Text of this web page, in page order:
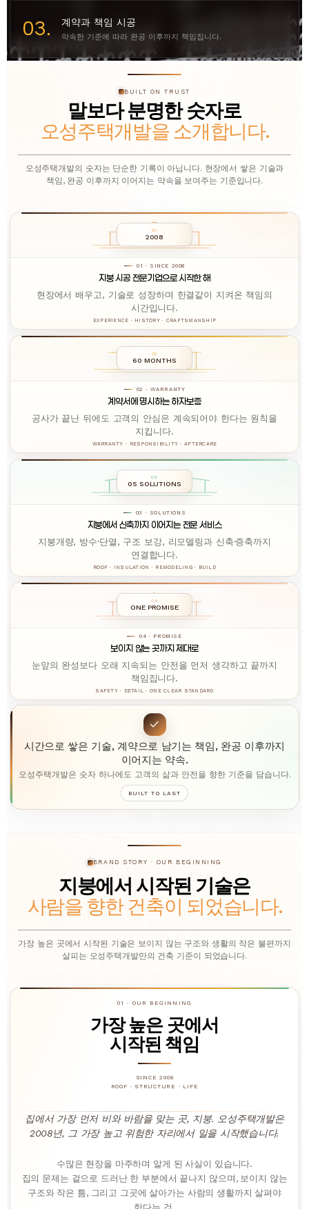
03. 계약과 책임 시공
약속한 기준에 따라 완공 이후까지 책임집니다.
BUILT ON TRUST
말보다 분명한 숫자로
오성주택개발을 소개합니다.
오성주택개발의 숫자는 단순한 기록이 아닙니다. 현장에서 쌓은 기술과
책임, 완공 이후까지 이어지는 약속을 보여주는 기준입니다.
01
2008
01 · SINCE 2008
지붕 시공 전문기업으로 시작한 해
현장에서 배우고, 기술로 성장하며 한결같이 지켜온 책임의
시간입니다.
EXPERIENCE · HISTORY · CRAFTSMANSHIP
02
60 MONTHS
02 · WARRANTY
계약서에 명시하는 하자보증
공사가 끝난 뒤에도 고객의 안심은 계속되어야 한다는 원칙을
지킵니다.
WARRANTY · RESPONSIBILITY · AFTERCARE
03
05 SOLUTIONS
03 · SOLUTIONS
지붕에서 신축까지 이어지는 전문 서비스
지붕개량, 방수·단열, 구조 보강, 리모델링과 신축·증축까지
연결합니다.
ROOF · INSULATION · REMODELING · BUILD
04
ONE PROMISE
04 · PROMISE
보이지 않는 곳까지 제대로
눈앞의 완성보다 오래 지속되는 안전을 먼저 생각하고 끝까지
책임집니다.
SAFETY · DETAIL · ONE CLEAR STANDARD
시간으로 쌓은 기술, 계약으로 남기는 책임, 완공 이후까지
이어지는 약속.
오성주택개발은 숫자 하나에도 고객의 삶과 안전을 향한 기준을 담습니다.
BUILT TO LAST
BRAND STORY · OUR BEGINNING
지붕에서 시작된 기술은
사람을 향한 건축이 되었습니다.
가장 높은 곳에서 시작된 기술은 보이지 않는 구조와 생활의 작은 불편까지
살피는 오성주택개발만의 건축 기준이 되었습니다.
01 · OUR BEGINNING
가장 높은 곳에서
시작된 책임
SINCE 2008
ROOF · STRUCTURE · LIFE
집에서 가장 먼저 비와 바람을 맞는 곳, 지붕. 오성주택개발은
2008년, 그 가장 높고 위험한 자리에서 일을 시작했습니다.
수많은 현장을 마주하며 알게 된 사실이 있습니다.
집의 문제는 겉으로 드러난 한 부분에서 끝나지 않으며, 보이지 않는
구조와 작은 틈, 그리고 그곳에 살아가는 사람의 생활까지 살펴야
한다는 것.